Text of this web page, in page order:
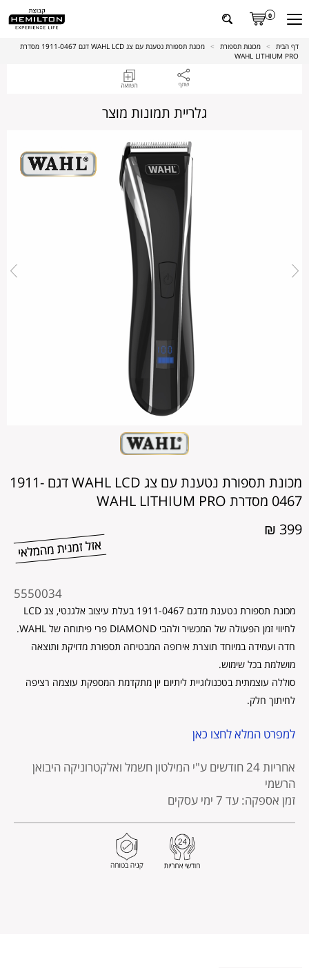
0
דף הבית > מכונות תספורת >
מכונת תספורת נטענת עם צג WAHL LCD דגם 1911-0467 מסדרת
WAHL LITHIUM PRO
מכונת תספורת נטענת עם צג WAHL LCD דגם 1911-
0467 מסדרת WAHL LITHIUM PRO
399 ₪
5550034
מוצר
מכונת תספורת נטענת מדגם 1911-0467 בעלת עיצוב אלגנטי, צג LCD
לחיווי זמן הפעולה של המכשיר ולהבי DIAMOND פרי פיתוחה של WAHL.
חדה ועמידה במיוחד תוצרת אירופה המבטיחה תספורת מדויקת ותוצאה
מושלמת בכל שימוש.
סוללה עוצמתית בטכנולוגיית ליתיום יון מתקדמת המספקת עוצמה רציפה
לחיתוך חלק.
למפרט המלא לחצו כאן
אחריות 24 חודשים
ע"י המילטון חשמל ואלקטרוניקה היבואן
הרשמי
זמן אספקה: עד 7 ימי עסקים
גלריית תמונות מוצר